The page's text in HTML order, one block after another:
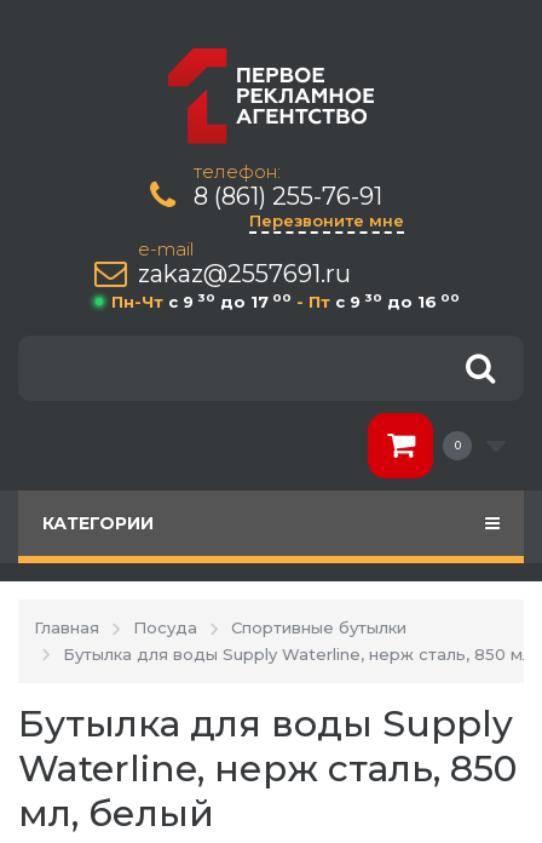
телефон:
8 (861) 255-76-91
Перезвоните мне
e-mail
zakaz@2557691.ru
Пн-Чт c 9 30 до 17 00 - Пт c 9 30 до 16 00
0
КАТЕГОРИИ
Главная Посуда
Спортивные бутылки
Бутылка для воды Supply Waterline, нерж сталь, 850
Бутылка для воды Supply
Waterline, нерж сталь, 850
мл, белый